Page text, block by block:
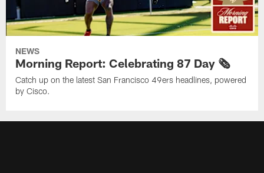
NEWS
Morning Report: Celebrating 87 Day 🗞️
Catch up on the latest San Francisco 49ers headlines, powered
by Cisco.